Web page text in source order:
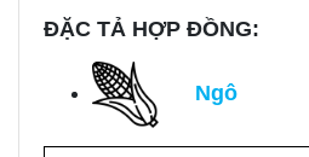
ĐẶC TẢ HỢP ĐỒNG:
Ngô